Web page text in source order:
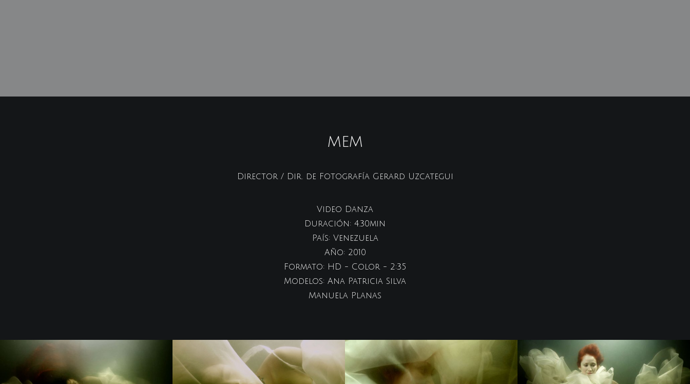
MEM
Director / Dir. de Fotografía Gerard Uzcategui
Video Danza
Duración: 4.30min
País: Venezuela
Año: 2010
Formato: HD - Color - 2:35
Modelos: Ana Patricia Silva
Manuela Planas